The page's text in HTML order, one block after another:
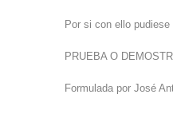
Por si con ello
PRUEBA O
Formulada por José